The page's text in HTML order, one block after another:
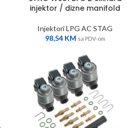
injektor / dizne manifold
Injektori LPG AC STAG
98,54 KM sa PDV-om